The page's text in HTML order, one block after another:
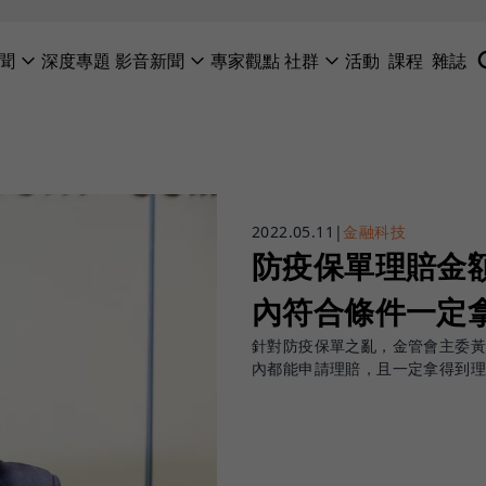
深度專題 影音新聞 專家觀點社群 活動 課程 雜誌
2022.05.11 |金融科技
防疫保單理賠金
內符合條件一定
針對防疫保單之亂，金管會主委
內都能申請理賠，且一定拿得到